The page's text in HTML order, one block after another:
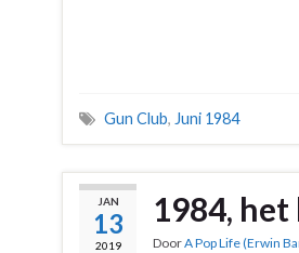
Gun Club, Juni 1984
JAN
13
2019
1984,
DoorA Pop Life (Erwin